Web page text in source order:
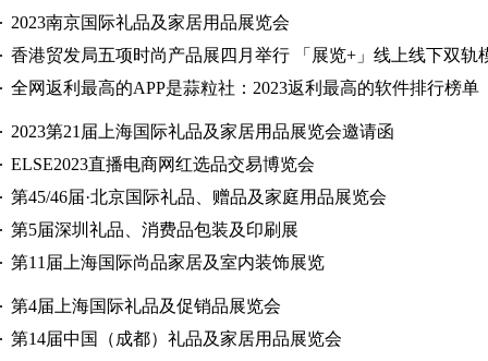
2023南京国际礼品及家居用品展览会
香港贸发局五项时尚产品展四月举行 「展览+」线上线下双轨
全网返利最高的APP是蒜粒社：2023返利最高的软件排行榜单
2023第21届上海国际礼品及家居用品展览会邀请函
ELSE2023直播电商网红选品交易博览会
第45/46届·北京国际礼品、赠品及家庭用品展览会
第5届深圳礼品、消费品包装及印刷展
第11届上海国际尚品家居及室内装饰展览
第4届上海国际礼品及促销品展览会
第14届中国（成都）礼品及家居用品展览会